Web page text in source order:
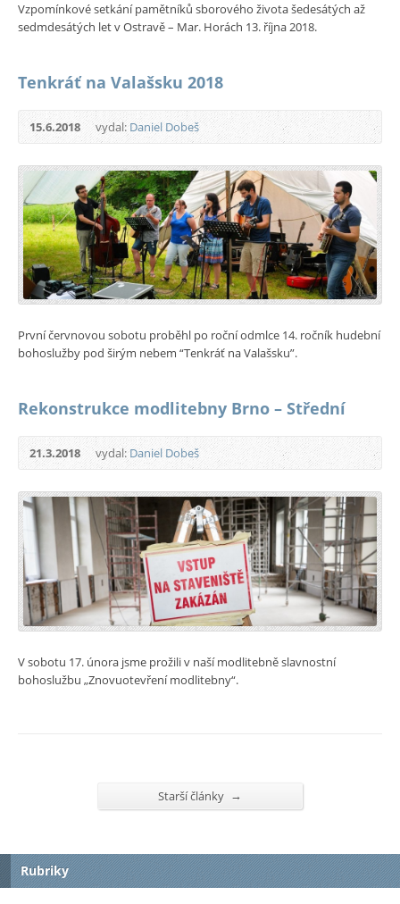
Vzpomínkové setkání pamětníků sborového života šedesátých až
sedmdesátých let v Ostravě – Mar. Horách 13. října 2018.
Tenkráť na Valašsku 2018
15.6.2018 vydal: Daniel Dobeš
První červnovou sobotu proběhl po roční odmlce 14. ročník hudební
bohoslužby pod širým nebem “Tenkráť na Valašsku”.
Rekonstrukce modlitebny Brno – Střední
21.3.2018 vydal: Daniel Dobeš
V sobotu 17. února jsme prožili v naší modlitebně slavnostní
bohoslužbu „Znovuotevření modlitebny“.
Starší články →
Rubriky